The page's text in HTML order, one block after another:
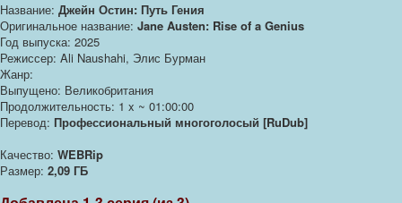
Название: Джейн Остин: Путь Гения
Оригинальное название: Jane Austen: Rise of a Genius
Год выпуска: 2025
Режиссер: Ali Naushahi, Элис Бурман
Жанр:
Выпущено: Великобритания
Продолжительность: 1 x ~ 01:00:00
Перевод: Профессиональный многоголосый [RuDub]
Качество: WEBRip
Размер: 2,09 ГБ